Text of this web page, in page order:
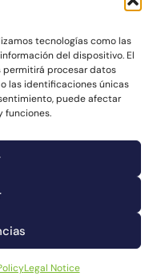
tecnologías como las
del dispositivo. El
procesar datos
las identificaciones únicas
puede afectar
funciones.
Legal Notice